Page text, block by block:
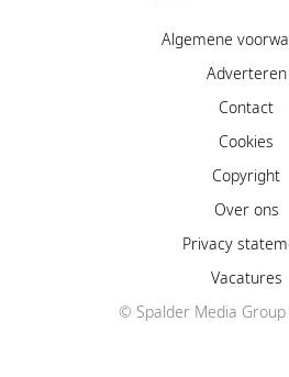
Algemene
Adverteren
Contact
Cookies
Copyright
Over ons
Privacy
Vacatures
© Spalder Media